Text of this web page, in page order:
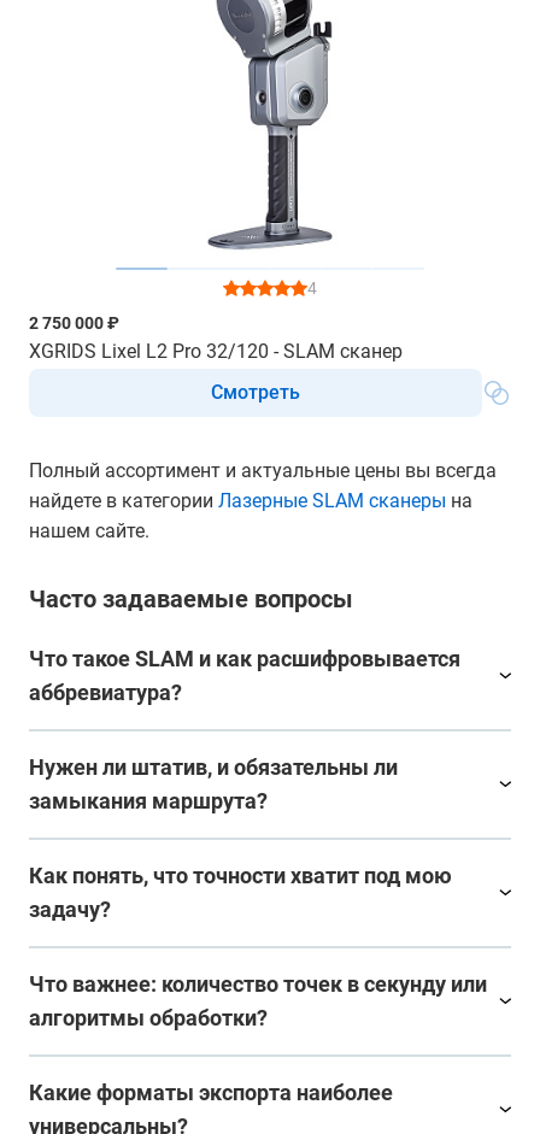
4
2 750 000 ₽
XGRIDS Lixel L2 Pro 32/120 - SLAM сканер
Смотреть
Полный ассортимент и актуальные цены вы всегда
найдете в категории Лазерные SLAM сканеры на
нашем сайте.
Часто задаваемые вопросы
Что такое SLAM и как расшифровывается
аббревиатура?
Нужен ли штатив, и обязательны ли
замыкания маршрута?
Как понять, что точности хватит под мою
задачу?
Что важнее: количество точек в секунду или
алгоритмы обработки?
Какие форматы экспорта наиболее
универсальны?